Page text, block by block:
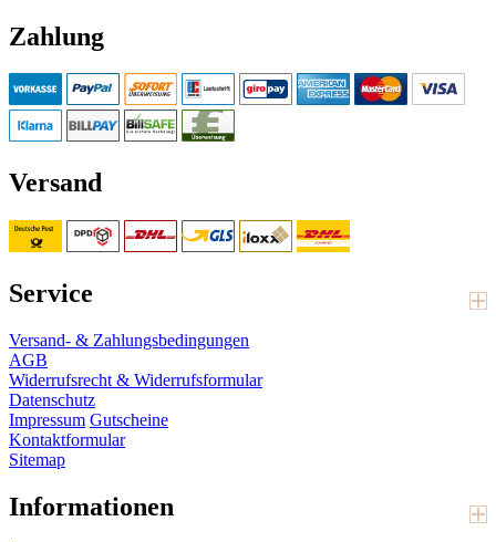
Zahlung
Versand
Service
Versand- & Zahlungsbedingungen
AGB
Widerrufsrecht & Widerrufsformular
Datenschutz
Impressum Gutscheine
Kontaktformular
Sitemap
Informationen